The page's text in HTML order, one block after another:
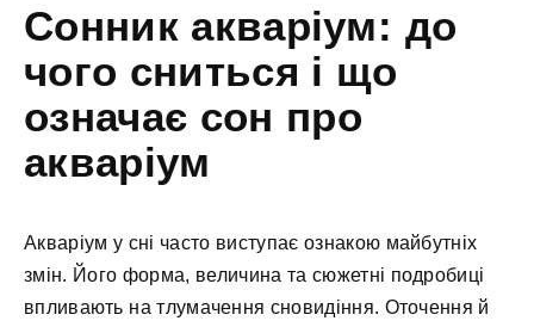
Сонник акваріум: до
чого сниться і що
означає сон про
акваріум
Акваріум у сні часто виступає ознакою майбутніх
змін. Його форма, величина та сюжетні подробиці
впливають на тлумачення сновидіння. Оточення й